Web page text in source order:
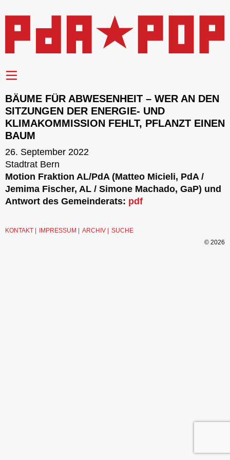
BÄUME FÜR ABWESENHEIT – WER AN DEN
SITZUNGEN DER ENERGIE- UND
KLIMAKOMMISSION FEHLT, PFLANZT EINEN
BAUM
26. September 2022
Stadtrat Bern
Motion Fraktion AL/PdA (Matteo Micieli, PdA /
Jemima Fischer, AL / Simone Machado, GaP) und
Antwort des Gemeinderats: pdf
KONTAKT IMPRESSUM ARCHIV
SUCHE
© 2026